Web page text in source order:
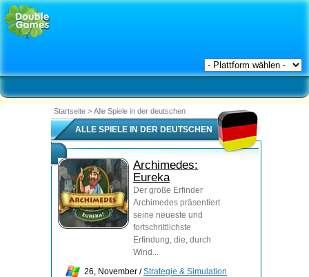
Startseite > Alle Spiele in der deutschen
ALLE SPIELE IN DER DEUTSCHEN
Archimedes:
Eureka
Der große Erfinder
Archimedes präsentiert
seine neueste und
fortschrittlichste
Erfindung, die, durch
Wind...
26, November /Strategie & Simulation